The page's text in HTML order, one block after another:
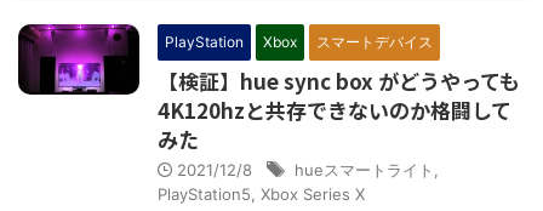
PlayStation Xbox スマートデバイス
【検証】hue sync box がどうやっても
4K120hzと共存できないのか格闘して
みた
2021/12/8 hueスマートライト
PlayStation5 Xbox Series X